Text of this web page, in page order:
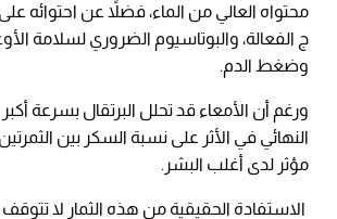
محتواه العالي من الماء، فضلاً عن احتوائه
ج الفعالة، والبوتاسيوم الضروري لسلامة
وضغط الدم.
ورغم أن الأمعاء قد تحلل البرتقال بسرعة أكبر
النهائي في الأثر على نسبة السكر بين
مؤثر لدى أغلب البشر.
الاستفادة الحقيقية من هذه الثمار لا